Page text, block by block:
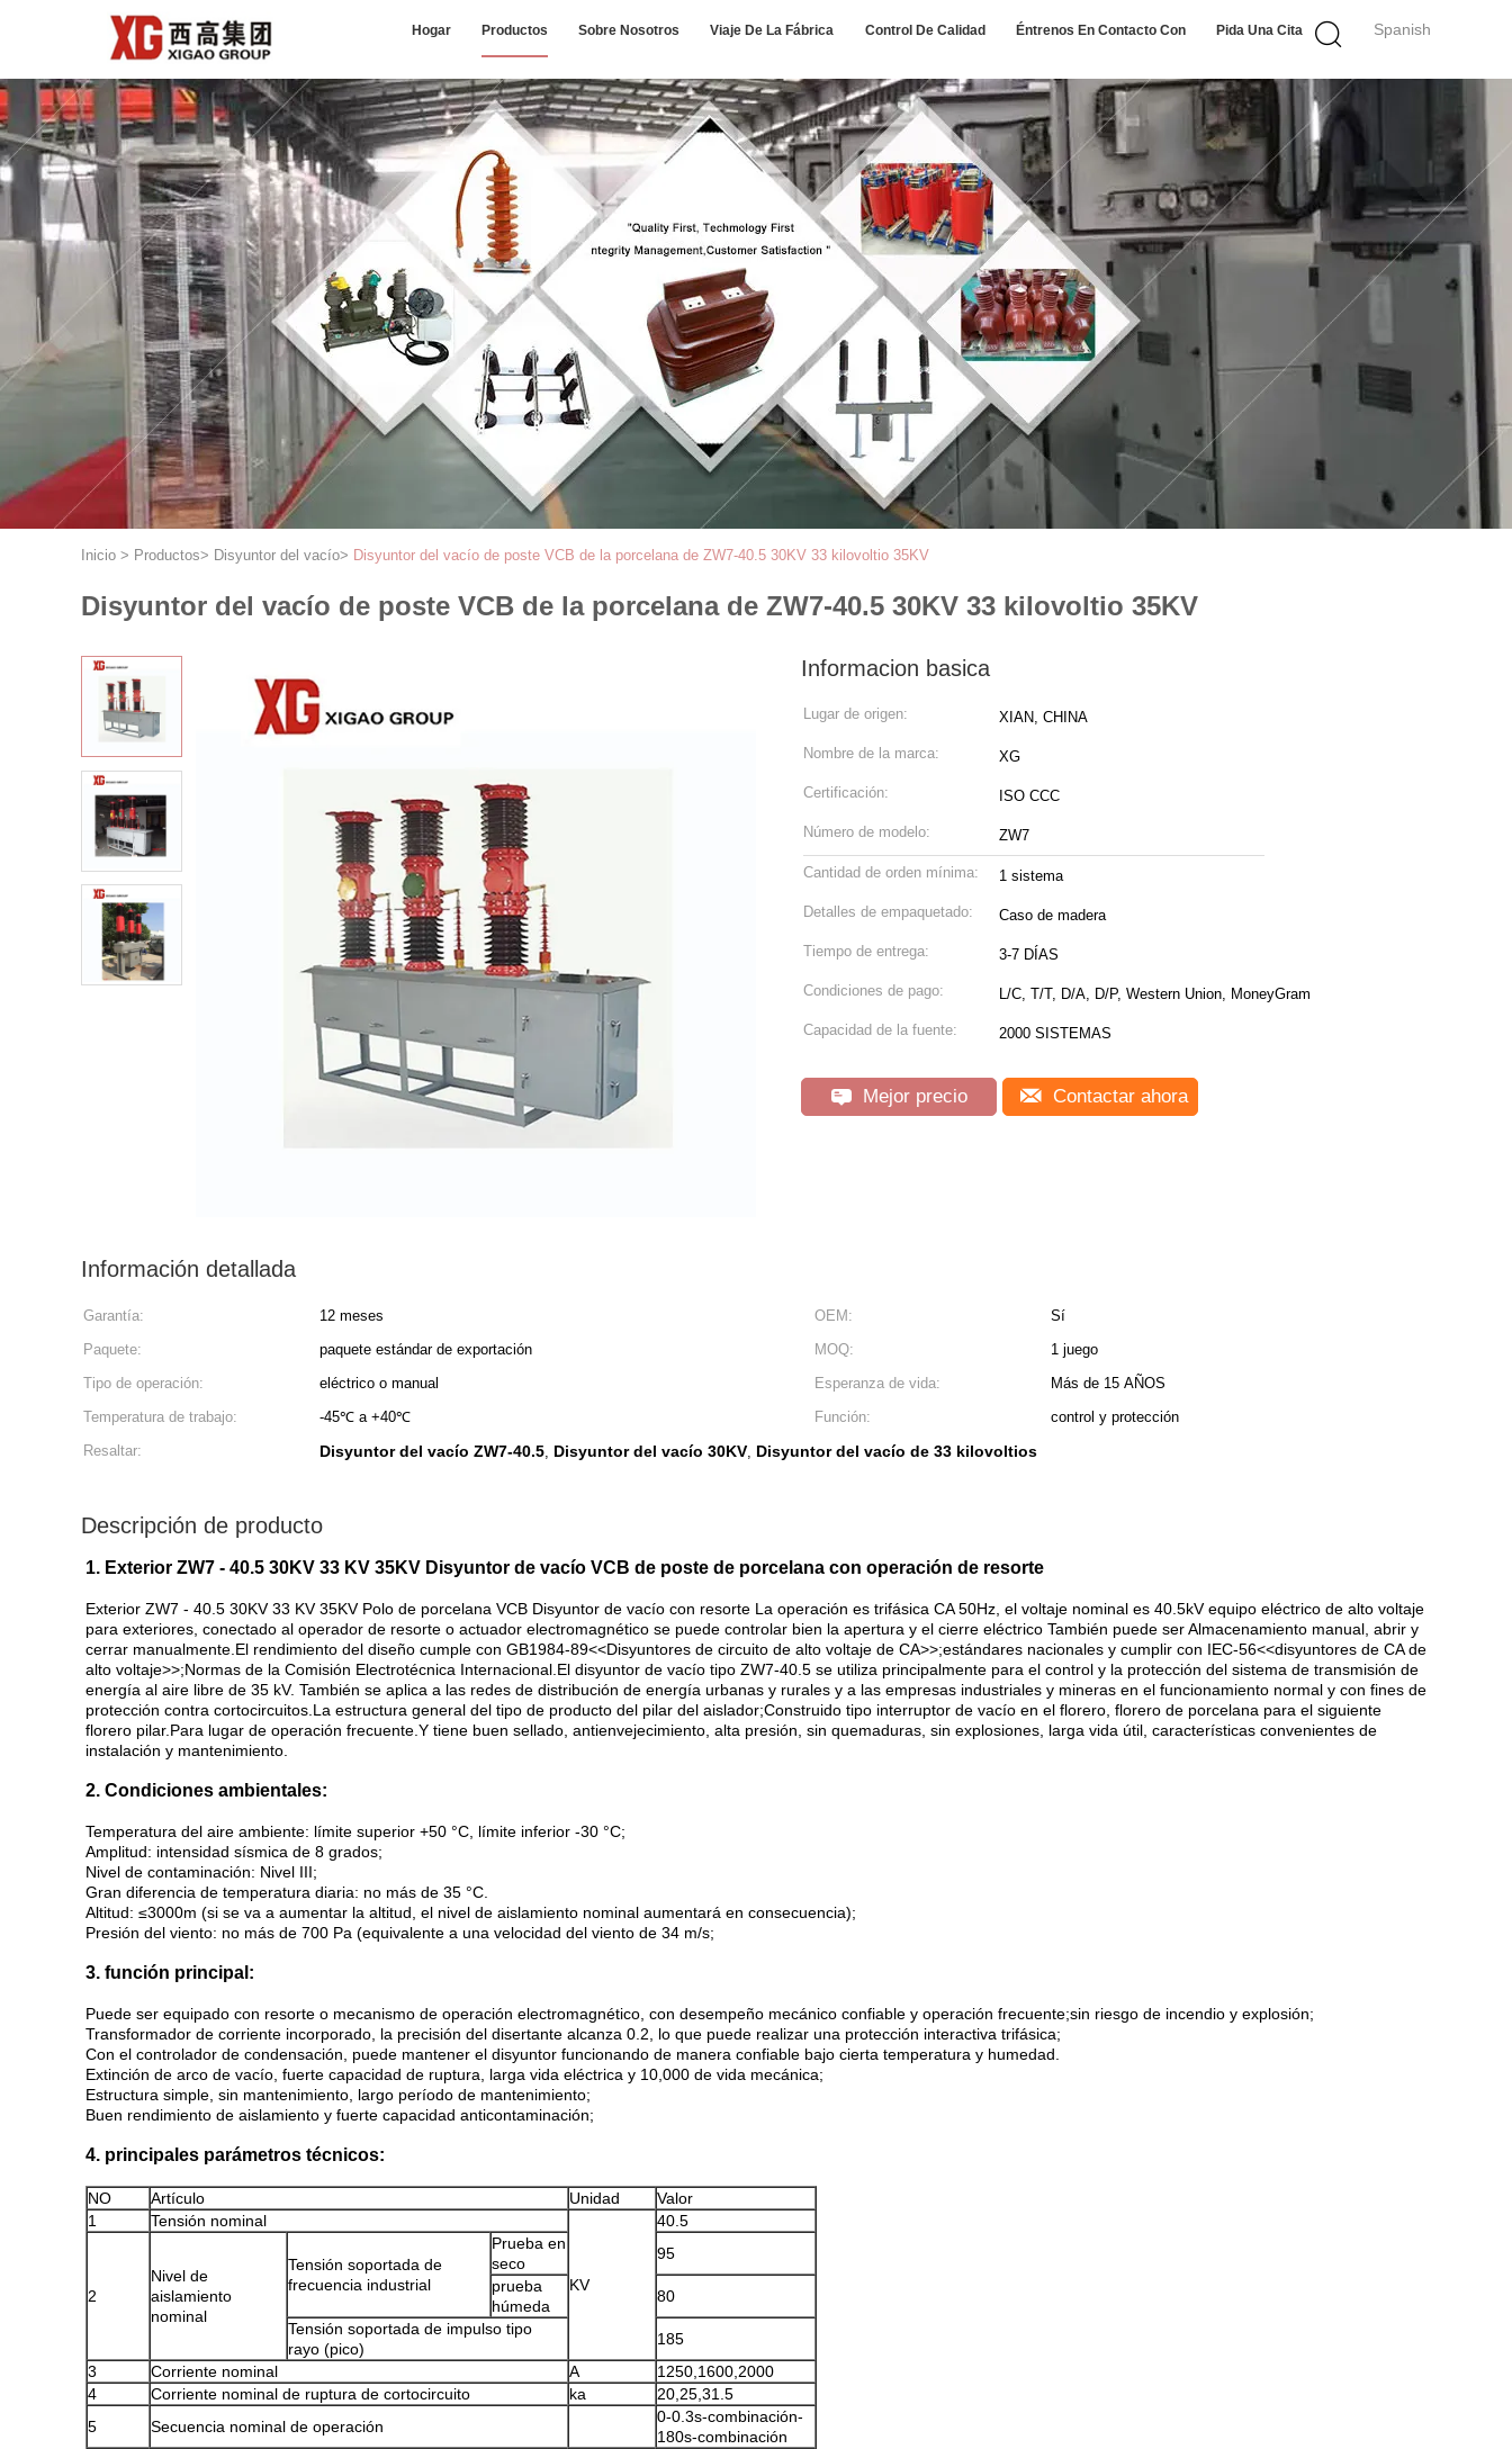
Spanish
Hogar Productos Sobre Nosotros Viaje De La Fábrica Control De Calidad Éntrenos En Contacto Con Pida Una Cita
Inicio > Productos> Disyuntor del vacío> Disyuntor del vacío de poste VCB de la porcelana de ZW7-40.5 30KV 33 kilovoltio 35KV
Disyuntor del vacío de poste VCB de la porcelana de ZW7-40.5 30KV 33 kilovoltio 35KV
Informacion basica
Lugar de origen: XIAN, CHINA
Nombre de la marca: XG
Certificación: ISO CCC
Número de modelo: ZW7
Cantidad de orden mínima: 1 sistema
Detalles de empaquetado: Caso de madera
Tiempo de entrega: 3-7 DÍAS
Condiciones de pago: L/C, T/T, D/A, D/P, Western Union, MoneyGram
Capacidad de la fuente: 2000 SISTEMAS
Mejor precio Contactar ahora
Información detallada
Garantía: 12 meses OEM:
Sí
Paquete:
paquete estándar de exportación MOQ:
1 juego
Tipo de operación:
eléctrico o manual Esperanza de vida:
Más de 15 AÑOS
Temperatura de trabajo:
-45℃ a +40℃ Función:
control y protección
Resaltar:
Disyuntor del vacío ZW7-40.5, Disyuntor del vacío 30KV, Disyuntor del vacío de 33 kilovoltios
Descripción de producto
1. Exterior ZW7 - 40.5 30KV 33 KV 35KV Disyuntor de vacío VCB de poste de porcelana con operación de resorte
Exterior ZW7 - 40.5 30KV 33 KV 35KV Polo de porcelana VCB Disyuntor de vacío con resorte La operación es trifásica CA 50Hz, el voltaje nominal es 40.5kV equipo eléctrico de alto voltaje
para exteriores, conectado al operador de resorte o actuador electromagnético se puede controlar bien la apertura y el cierre eléctrico También puede ser Almacenamiento manual, abrir y
cerrar manualmente.El rendimiento del diseño cumple con GB1984-89<<Disyuntores de circuito de alto voltaje de CA>>;estándares nacionales y cumplir con IEC-56<<disyuntores de CA de
alto voltaje>>;Normas de la Comisión Electrotécnica Internacional.El disyuntor de vacío tipo ZW7-40.5 se utiliza principalmente para el control y la protección del sistema de transmisión de
energía al aire libre de 35 kV. También se aplica a las redes de distribución de energía urbanas y rurales y a las empresas industriales y mineras en el funcionamiento normal y con fines de
protección contra cortocircuitos.La estructura general del tipo de producto del pilar del aislador;Construido tipo interruptor de vacío en el florero, florero de porcelana para el siguiente
florero pilar.Para lugar de operación frecuente.Y tiene buen sellado, antienvejecimiento, alta presión, sin quemaduras, sin explosiones, larga vida útil, características convenientes de
instalación y mantenimiento.
2. Condiciones ambientales:
Temperatura del aire ambiente: límite superior +50 °C, límite inferior -30 °C;
Amplitud: intensidad sísmica de 8 grados;
Nivel de contaminación: Nivel III;
Gran diferencia de temperatura diaria: no más de 35 °C.
Altitud: ≤3000m (si se va a aumentar la altitud, el nivel de aislamiento nominal aumentará en consecuencia);
Presión del viento: no más de 700 Pa (equivalente a una velocidad del viento de 34 m/s;
3. función principal:
Puede ser equipado con resorte o mecanismo de operación electromagnético, con desempeño mecánico confiable y operación frecuente;sin riesgo de incendio y explosión;
Transformador de corriente incorporado, la precisión del disertante alcanza 0.2, lo que puede realizar una protección interactiva trifásica;
Con el controlador de condensación, puede mantener el disyuntor funcionando de manera confiable bajo cierta temperatura y humedad.
Extinción de arco de vacío, fuerte capacidad de ruptura, larga vida eléctrica y 10,000 de vida mecánica;
Estructura simple, sin mantenimiento, largo período de mantenimiento;
Buen rendimiento de aislamiento y fuerte capacidad anticontaminación;
4. principales parámetros técnicos:
NO Artículo Unidad
Valor
1
Tensión nominal
KV
40.5
2
Nivel de
aislamiento
nominal
Tensión soportada de
frecuencia industrial
Prueba en
seco
95
prueba
húmeda
80
Tensión soportada de impulso tipo
rayo (pico)
185
3
Corriente nominal A
1250,1600,2000
4
Corriente nominal de ruptura de cortocircuito ka
20,25,31.5
5
Secuencia nominal de operación
0-0.3s-combinación-
180s-combinación